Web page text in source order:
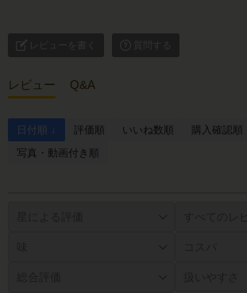
レビューを書く 質問する
レビュー Q&A
日付順 ↓ 評価順 いいね数順 購入確認順
写真・動画付き順